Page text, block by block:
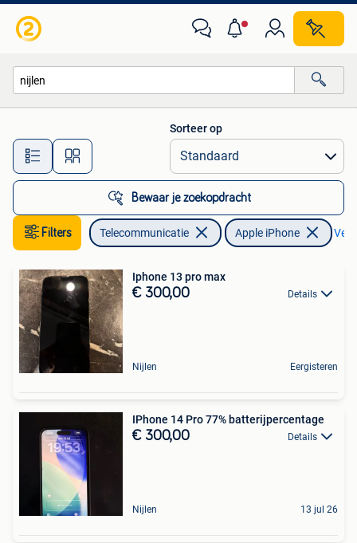
Alle afstanden…
Sorteer op
Bewaar je zoekopdracht
Filters Telecommunicatie Apple iPhone
Iphone 13 pro max
€ 300,00 Details
Nijlen Eergisteren
IPhone 14 Pro 77% batterijpercentage
€ 300,00 Details
Nijlen 13 jul 26